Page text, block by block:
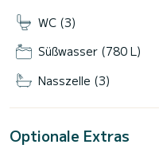
WC (3)
Süßwasser (780 L)
Nasszelle (3)
Optionale Extras